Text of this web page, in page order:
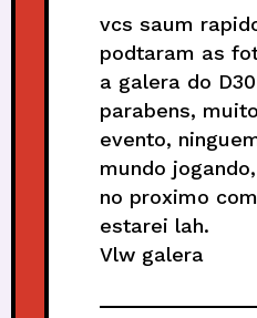
vcs saum
podtaram as
a galera do
parabens,
evento,
mundo
no proximo
estarei lah.
Vlw galera